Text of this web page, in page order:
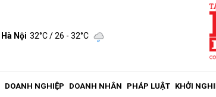
Hà Nội 32°C/ 26 - 32°C
DOANH NGHIỆP DOANH NHÂN PHÁP LUẬT KHỞI